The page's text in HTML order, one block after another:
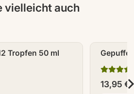
vielleicht auch
Tropfen 50 ml
13,95 €*